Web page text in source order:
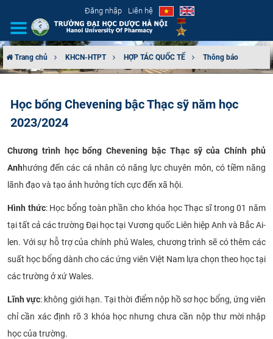
Đăng nhập Liên hệ
CƠ CẤU TỔ CHỨC
ĐÀO TẠO
ĐẢM BẢO CHẤT LƯỢNG
KHOA HỌC CÔNG NGHỆ
HTQT
Trang chủ KHCN-HTPT HỢP TÁC QUỐC TẾ Thông báo
Học bổng Chevening bậc Thạc sỹ năm học
2023/2024
Chương trình học bổng Chevening bậc Thạc sỹ của Chính phủ
Anhhướng đến các cá nhân có năng lực chuyên môn, có tiềm năng
lãnh đạo và tạo ảnh hưởng tích cực đến xã hội.
Hình thức: Học bổng toàn phần cho khóa học Thạc sĩ trong 01 năm
tại tất cả các trường Đại học tại Vương quốc Liên hiệp Anh và Bắc Ai-
len. Với sự hỗ trợ của chính phủ Wales, chương trình sẽ có thêm các
suất học bổng dành cho các ứng viên Việt Nam lựa chọn theo học tại
các trường ở xứ Wales.
Lĩnh vực: không giới hạn. Tại thời điểm nộp hồ sơ học bổng, ứng viên
chỉ cần xác định rõ 3 khóa học nhưng chưa cần nộp thư mời nhập
học của trường.